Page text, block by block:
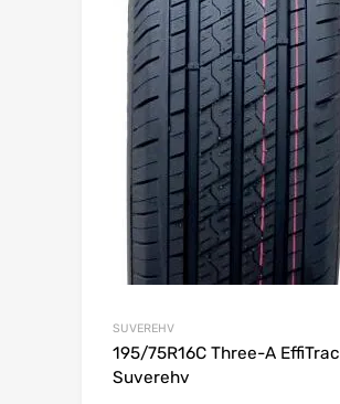
SUVEREHV
195/75R16C Three-A EffiTrac
Suverehv